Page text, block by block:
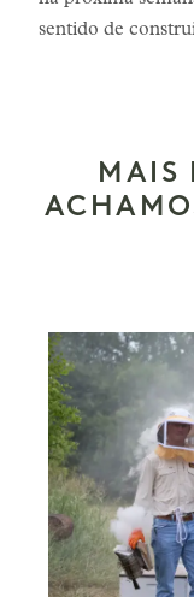
sentido de
MAIS